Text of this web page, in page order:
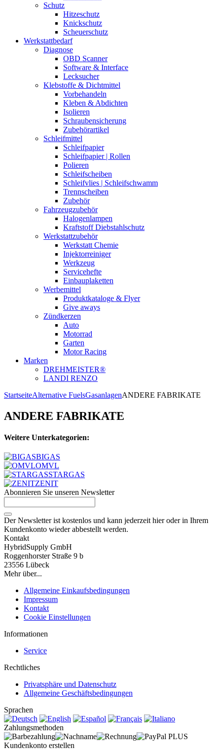
Schutz
Hitzeschutz
Knickschutz
Scheuerschutz
Werkstattbedarf
Diagnose
OBD Scanner
Software & Interface
Lecksucher
Klebstoffe & Dichtmittel
Vorbehandeln
Kleben & Abdichten
Isolieren
Schraubensicherung
Zubehörartikel
Schleifmittel
Schleifpapier
Schleifpapier | Rollen
Polieren
Schleifscheiben
Schleifvlies | Schleifschwamm
Trennscheiben
Zubehör
Fahrzeugzubehör
Halogenlampen
Kraftstoff Diebstahlschutz
Werkstattzubehör
Werkstatt Chemie
Injektorreiniger
Werkzeug
Servicehefte
Einbauplaketten
Werbemittel
Produktkataloge & Flyer
Give aways
Zündkerzen
Auto
Motorrad
Garten
Motor Racing
Marken
DREHMEISTER®
LANDI RENZO
StartseiteAlternative FuelsGasanlagenANDERE FABRIKATE
ANDERE FABRIKATE
Weitere Unterkategorien:
BIGAS
OMVL
STARGAS
ZENIT
Abonnieren Sie unseren Newsletter
Der Newsletter ist kostenlos und kann jederzeit hier oder in Ihrem
Kundenkonto wieder abbestellt werden.
Kontakt
HybridSupply GmbH
Roggenhorster Straße 9 b
23556 Lübeck
Mehr über...
Allgemeine Einkaufsbedingungen
Impressum
Kontakt
Cookie Einstellungen
Informationen
Service
Rechtliches
Privatsphäre und Datenschutz
Allgemeine Geschäftsbedingungen
Sprachen
Zahlungsmethoden
Kundenkonto erstellen